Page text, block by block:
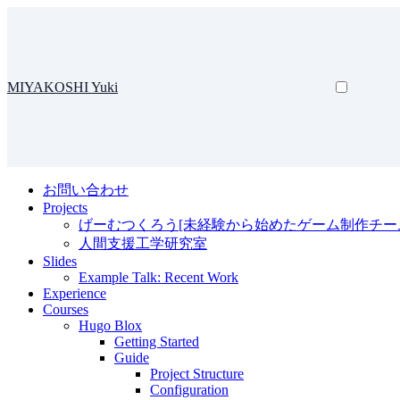
MIYAKOSHI Yuki
お問い合わせ
Projects
げーむつくろう[未経験から始めたゲーム制作チ
人間支援工学研究室
Slides
Example Talk: Recent Work
Experience
Courses
Hugo Blox
Getting Started
Guide
Project Structure
Configuration